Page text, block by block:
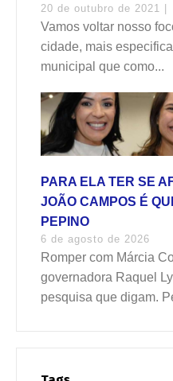
20 de outubro de 2021 |
Vamos voltar nosso
cidade, mais
municipal que como...
PARA ELA TER SE
JOÃO CAMPOS É
PEPINO
6 de agosto de 2026
Romper com Márcia
governadora Raquel
pesquisa que digam.